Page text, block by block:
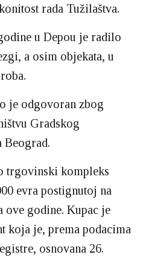
rada Tužilaštva.
u Depou je radilo
a osim objekata, u
je odgovoran zbog
Gradskog
Beograd.
trgovinski kompleks
evra postignutoj na
godine. Kupac je
koja je, prema podacima
osnovana 26.